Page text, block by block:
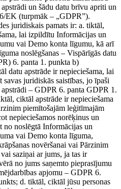
un šādu datu brīvu apriti un
EK (turpmāk – „GDPR”).
juridiskais pamats ir: a. tiktāl,
lai izpildītu Informācijas un
vai Demo konta līgumu, kā arī
noslēgšanas – Vispārīgās datu
6. panta 1. punkta b)
datu apstrāde ir nepieciešama, lai
juridiskās saistības, jo īpaši
– GDPR 6. panta GDPR 1.
ciktāl apstrāde ir nepieciešama
piemītošajām leģitīmajām
nepieciešamos norēķinus un
no noslēgtā Informācijas un
vai Demo konta līguma,
novēršanai vai Pārzinim
saziņai ar jums, ja tas ir
no jums saņemto pieprasījumu
apjomu – GDPR 6.
d. tiktāl, ciktāl jūsu personas